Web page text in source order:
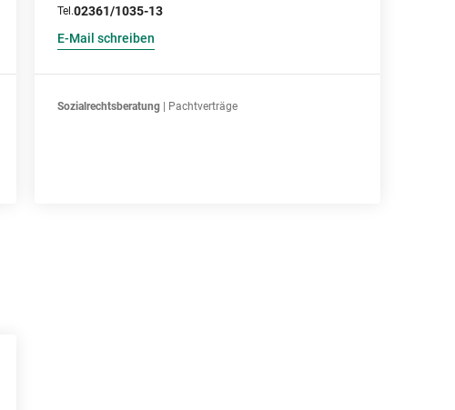
Tel.02361/1035-13
E-Mail schreiben
Sozialrechtsberatung | Pachtverträge